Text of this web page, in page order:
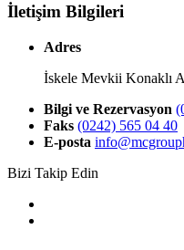
İletişim Bilgileri
Adres
İskele Mevkii
Bilgi ve Rezervasyon
Faks (0242) 565 04 40
E-posta
Bizi Takip Edin